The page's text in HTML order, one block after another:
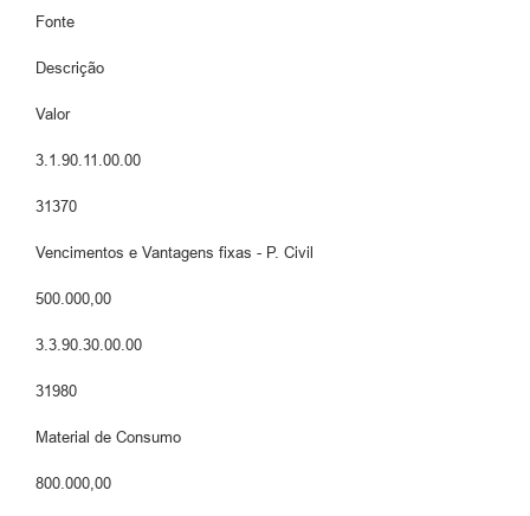
Fonte
Descrição
Valor
3.1.90.11.00.00
31370
Vencimentos e Vantagens fixas - P. Civil
500.000,00
3.3.90.30.00.00
31980
Material de Consumo
800.000,00